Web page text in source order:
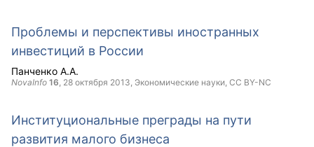
Проблемы и перспективы иностранных
инвестиций в России
Панченко А.А.
NovaInfo 16, 28 октября 2013, Экономические науки, CC BY-NC
Институциональные преграды на пути
развития малого бизнеса